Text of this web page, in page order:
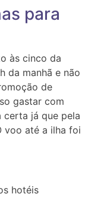
para
às cinco da
da manhã e não
de
gastar com
já que pela
voo até a ilha foi
hotéis